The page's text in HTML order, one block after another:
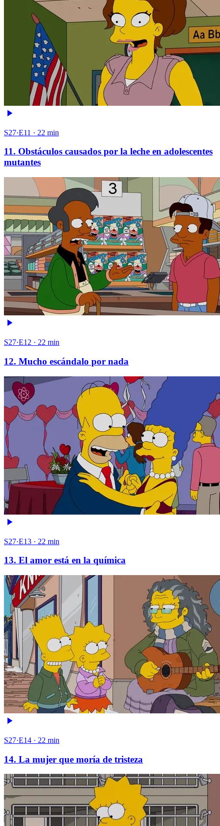
S27·E11 · 22 min
11. Obstáculos causados por la leche en adolescentes
mutantes
S27·E12 · 22 min
12. Mucho escándalo por nada
S27·E13 · 22 min
13. El amor está en la química
S27·E14 · 22 min
14. La mujer que moría de tristeza